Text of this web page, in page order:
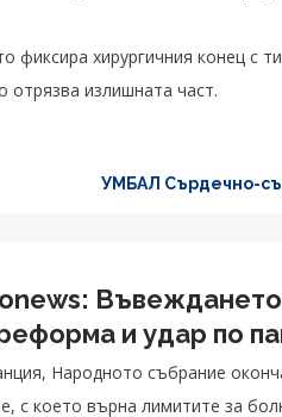
фиксира хирургичния конец с
излишната част.
УМБАЛ Сърдечно-
и удар по
Народното събрание
с което върна лимитите за